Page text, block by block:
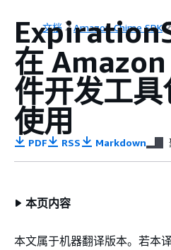
文档 Amazon Chime SDK
在
件开发工
使用
PDF RSS Markdown
本页内容
本文属于机器翻译版本。若本